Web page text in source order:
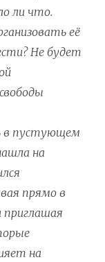
ли что.
её
Не будет
в пустующем
на
прямо в
приглашая
на